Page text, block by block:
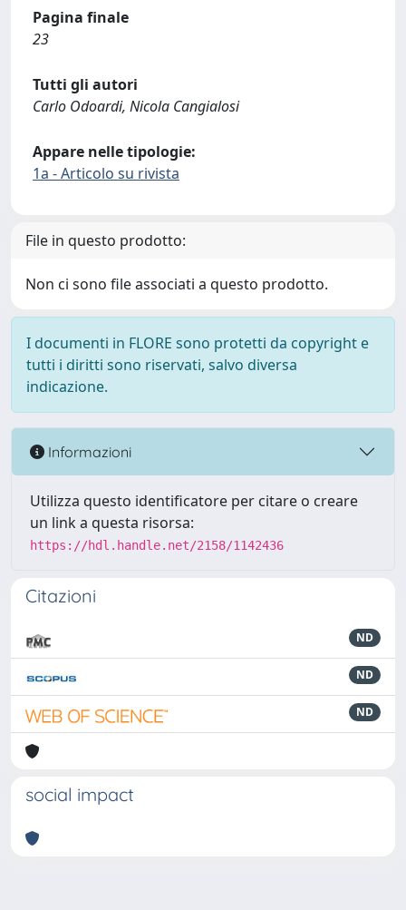
Pagina finale
23
Tutti gli autori
Carlo Odoardi, Nicola Cangialosi
Appare nelle tipologie:
1a - Articolo su rivista
File in questo prodotto:
Non ci sono file associati a questo prodotto.
I documenti in FLORE sono protetti da copyright e
tutti i diritti sono riservati, salvo diversa
indicazione.
Informazioni
Utilizza questo identificatore per citare o creare
un link a questa risorsa:
https://hdl.handle.net/2158/1142436
Citazioni
ND
ND
ND
social impact